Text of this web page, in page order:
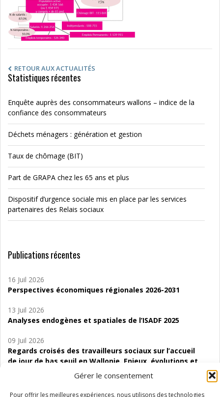
Gérer le consentement
Pour offrir les meilleures expériences, nous utilisons des technologies
RETOUR AUX ACTUALITÉS
Statistiques récentes
Enquête auprès des consommateurs wallons – indice de la
confiance des consommateurs
Déchets ménagers : génération et gestion
Taux de chômage (BIT)
Part de GRAPA chez les 65 ans et plus
Dispositif d’urgence sociale mis en place par les services
partenaires des Relais sociaux
Publications récentes
16 Juil 2026
Perspectives économiques régionales 2026-2031
13 Juil 2026
Analyses endogènes et spatiales de l’ISADF 2025
09 Juil 2026
Regards croisés des travailleurs sociaux sur l’accueil
de jour de bas seuil en Wallonie. Enjeux, évolutions et
06 Juil 2026